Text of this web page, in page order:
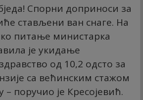
Спорни доприноси за
стављени ван снаге. На
питање министарка
је укидање
од 10,2 одсто за
са већинским стажом
– поручио је Кресојевић.